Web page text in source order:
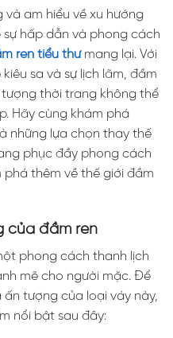
và am hiểu về xu hướng
sự hấp dẫn và phong cách
ren tiểu thưmang lại. Với
sa và sự lịch lãm, đầm
thời trang không thể
Hãy cùng khám phá
những lựa chọn thay thế
phục đầy phong cách
thêm về thế giới đầm
của đầm ren
phong cách thanh lịch
mẽ cho người mặc. Để
tượng của loại váy này,
nổi bật sau đây: